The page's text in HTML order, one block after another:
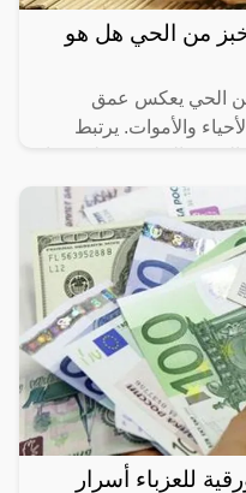
من الحي هل هو
الحي يعكس عمق
والأموات. يرتبط
للعزباء أسرار